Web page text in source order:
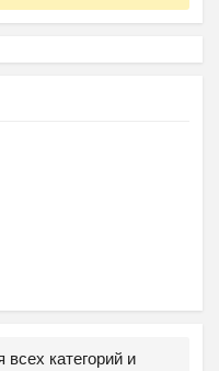
категорий и